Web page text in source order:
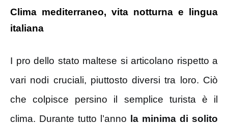
Clima mediterraneo, vita notturna e lingua
italiana
I pro dello stato maltese si articolano rispetto a
vari nodi cruciali, piuttosto diversi tra loro. Ciò
che colpisce persino il semplice turista è il
clima. Durante tutto l’anno
la minima di solito